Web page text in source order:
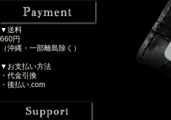
▼送料
660円
（沖縄・一部離島除く）
▼お支払い方法
・代金引換
・後払い.com